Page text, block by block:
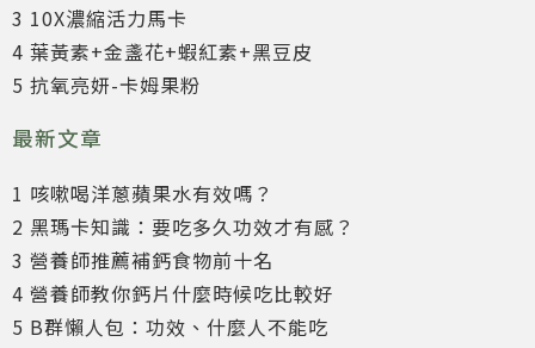
3 10X濃縮活力馬卡
4 葉黃素+金盞花+蝦紅素+黑豆皮
5 抗氧亮妍-卡姆果粉
最新文章
1 咳嗽喝洋蔥蘋果水有效嗎？
2 黑瑪卡知識：要吃多久功效才有感？
3 營養師推薦補鈣食物前十名
4 營養師教你鈣片什麼時候吃比較好
5 B群懶人包：功效、什麼人不能吃